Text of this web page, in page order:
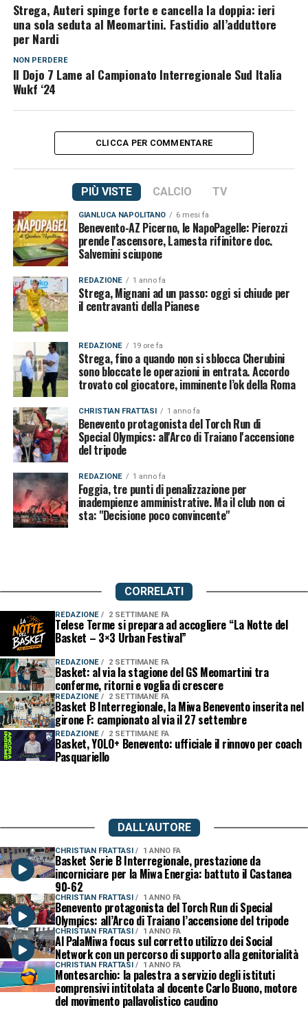
Strega, Auteri spinge forte e cancella la doppia: ieri
una sola seduta al Meomartini. Fastidio all’adduttore
per Nardi
NON PERDERE
Il Dojo 7 Lame al Campionato Interregionale Sud Italia
Wukf ‘24
CLICCA PER COMMENTARE
PIÙ VISTE CALCIO TV
GIANLUCA NAPOLITANO 6 mesi fa
Benevento-AZ Picerno, le NapoPagelle: Pierozzi
prende l'ascensore, Lamesta rifinitore doc.
Salvemini sciupone
REDAZIONE 1 anno fa
Strega, Mignani ad un passo: oggi si chiude per
il centravanti della Pianese
REDAZIONE 19 ore fa
Strega, fino a quando non si sblocca Cherubini
sono bloccate le operazioni in entrata. Accordo
trovato col giocatore, imminente l’ok della Roma
CHRISTIAN FRATTASI 1 anno fa
Benevento protagonista del Torch Run di
Special Olympics: all'Arco di Traiano l'accensione
del tripode
REDAZIONE 1 anno fa
Foggia, tre punti di penalizzazione per
inadempienze amministrative. Ma il club non ci
sta: "Decisione poco convincente"
CORRELATI
REDAZIONE 2 SETTIMANE FA
Telese Terme si prepara ad accogliere “La Notte del
Basket – 3×3 Urban Festival”
REDAZIONE 2 SETTIMANE FA
Basket: al via la stagione del GS Meomartini tra
conferme, ritorni e voglia di crescere
REDAZIONE 2 SETTIMANE FA
Basket B Interregionale, la Miwa Benevento inserita nel
girone F: campionato al via il 27 settembre
REDAZIONE 2 SETTIMANE FA
Basket, YOLO+ Benevento: ufficiale il rinnovo per coach
Pasquariello
DALL'AUTORE
CHRISTIAN FRATTASI 1 ANNO FA
Basket Serie B Interregionale, prestazione da
incorniciare per la Miwa Energia: battuto il Castanea
90-62
CHRISTIAN FRATTASI 1 ANNO FA
Benevento protagonista del Torch Run di Special
Olympics: all’Arco di Traiano l’accensione del tripode
CHRISTIAN FRATTASI 1 ANNO FA
Al PalaMiwa focus sul corretto utilizzo dei Social
Network con un percorso di supporto alla genitorialità
CHRISTIAN FRATTASI 1 ANNO FA
Montesarchio: la palestra a servizio degli istituti
comprensivi intitolata al docente Carlo Buono, motore
del movimento pallavolistico caudino